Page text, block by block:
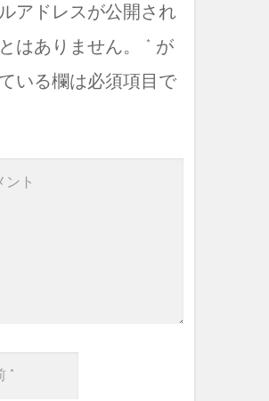
アドレスが公開され
はありません。
* が
いる欄は必須項目で